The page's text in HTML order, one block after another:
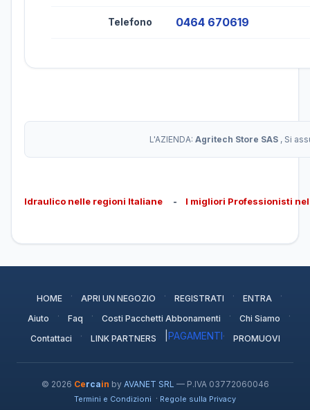
Telefono 0464 670619
L'AZIENDA: Agritech Store SAS , Si
Idraulico nelle regioni Italiane - I migliori Professionisti
HOME · APRI UN NEGOZIO · REGISTRATI · ENTRA ·
Aiuto · Faq · Costi Pacchetti Abbonamenti · Chi Siamo ·
Contattaci · LINK PARTNERS PAGAMENTI· PROMUOVI
© 2026 Cercain by AVANET SRL — P.IVA 03772060046
Termini e Condizioni · Regole sulla Privacy